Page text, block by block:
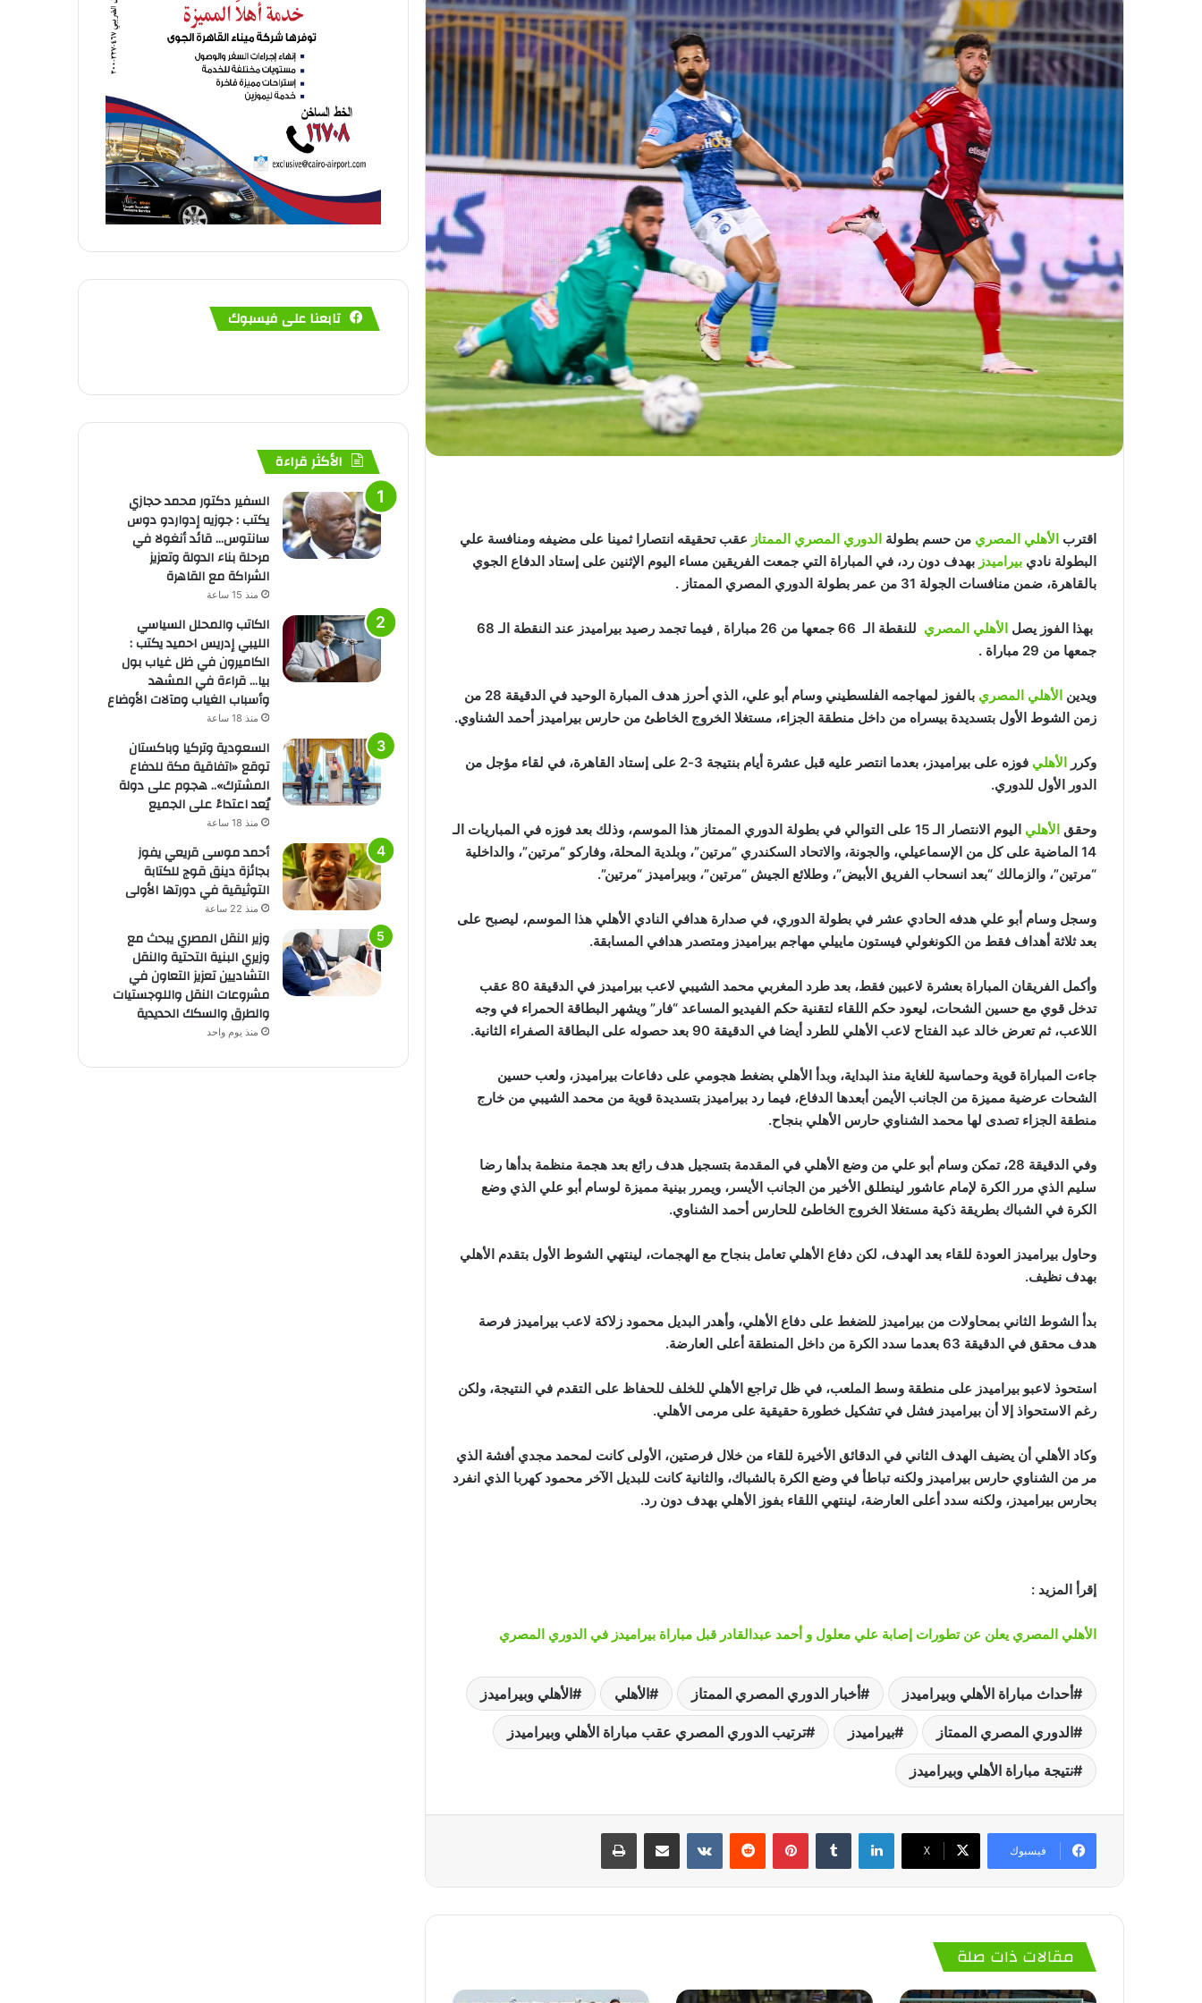
اقترب الأهلي المصري من حسم بطولة الدوري المصري الممتاز عقب تحقيقه انتصارا ثمينا على مضيفه ومنافسة علي
البطولة نادي بيراميدز بهدف دون رد، في المباراة التي جمعت الفريقين مساء اليوم الإثنين على إستاد الدفاع الجوي
بالقاهرة، ضمن منافسات الجولة 31 من عمر بطولة الدوري المصري الممتاز .
بهذا الفوز يصل الأهلي المصري
للنقطة الـ 66 جمعها من 26 مباراة , فيما تجمد رصيد بيراميدز عند النقطة الـ 68
جمعها من 29 مباراة .
ويدين الأهلي المصري
بالفوز لمهاجمه الفلسطيني وسام أبو علي، الذي أحرز هدف المبارة الوحيد في الدقيقة 28 من
زمن الشوط الأول بتسديدة بيسراه من داخل منطقة الجزاء، مستغلا الخروج الخاطئ من حارس بيراميدز أحمد الشناوي.
وكرر الأهلي
فوزه على بيراميدز، بعدما انتصر عليه قبل عشرة أيام بنتيجة 3-2 على إستاد القاهرة، في لقاء مؤجل من
الدور الأول للدوري.
وحقق الأهلي
اليوم الانتصار الـ 15 على التوالي في بطولة الدوري الممتاز هذا الموسم، وذلك بعد فوزه في المباريات الـ
14 الماضية على كل من الإسماعيلي، والجونة، والاتحاد السكندري “مرتين”، وبلدية المحلة، وفاركو “مرتين”، والداخلية
“مرتين”، والزمالك “بعد انسحاب الفريق الأبيض”، وطلائع الجيش “مرتين”، وبيراميدز “مرتين”.
وسجل وسام أبو علي هدفه الحادي عشر في بطولة الدوري، في صدارة هدافي النادي الأهلي هذا الموسم، ليصبح على
بعد ثلاثة أهداف فقط من الكونغولي فيستون ماييلي مهاجم بيراميدز ومتصدر هدافي المسابقة.
وأكمل الفريقان المباراة بعشرة لاعبين فقط، بعد طرد المغربي محمد الشيبي لاعب بيراميدز في الدقيقة 80 عقب
تدخل قوي مع حسين الشحات، ليعود حكم اللقاء لتقنية حكم الفيديو المساعد “فار” ويشهر البطاقة الحمراء في وجه
اللاعب، ثم تعرض خالد عبد الفتاح لاعب الأهلي للطرد أيضا في الدقيقة 90 بعد حصوله على البطاقة الصفراء الثانية.
جاءت المباراة قوية وحماسية للغاية منذ البداية، وبدأ الأهلي بضغط هجومي على دفاعات بيراميدز، ولعب حسين
الشحات عرضية مميزة من الجانب الأيمن أبعدها الدفاع، فيما رد بيراميدز بتسديدة قوية من محمد الشيبي من خارج
منطقة الجزاء تصدى لها محمد الشناوي حارس الأهلي بنجاح.
وفي الدقيقة 28، تمكن وسام أبو علي من وضع الأهلي في المقدمة بتسجيل هدف رائع بعد هجمة منظمة بدأها رضا
سليم الذي مرر الكرة لإمام عاشور لينطلق الأخير من الجانب الأيسر، ويمرر بينية مميزة لوسام أبو علي الذي وضع
الكرة في الشباك بطريقة ذكية مستغلا الخروج الخاطئ للحارس أحمد الشناوي.
وحاول بيراميدز العودة للقاء بعد الهدف، لكن دفاع الأهلي تعامل بنجاح مع الهجمات، لينتهي الشوط الأول بتقدم الأهلي
بهدف نظيف.
بدأ الشوط الثاني بمحاولات من بيراميدز للضغط على دفاع الأهلي، وأهدر البديل محمود زلاكة لاعب بيراميدز فرصة
هدف محقق في الدقيقة 63 بعدما سدد الكرة من داخل المنطقة أعلى العارضة.
استحوذ لاعبو بيراميدز على منطقة وسط الملعب، في ظل تراجع الأهلي للخلف للحفاظ على التقدم في النتيجة، ولكن
رغم الاستحواذ إلا أن بيراميدز فشل في تشكيل خطورة حقيقية على مرمى الأهلي.
وكاد الأهلي أن يضيف الهدف الثاني في الدقائق الأخيرة للقاء من خلال فرصتين، الأولى كانت لمحمد مجدي أفشة الذي
مر من الشناوي حارس بيراميدز ولكنه تباطأ في وضع الكرة بالشباك، والثانية كانت للبديل الآخر محمود كهربا الذي انفرد
بحارس بيراميدز، ولكنه سدد أعلى العارضة، لينتهي اللقاء بفوز الأهلي بهدف دون رد.
إقرأ المزيد :
الأهلي المصري يعلن عن تطورات إصابة علي معلول و أحمد عبدالقادر قبل مباراة بيراميدز في الدوري المصري
أحداث مباراة الأهلي وبيراميدز أخبار الدوري المصري الممتاز الأهلي الأهلي وبيراميدز
الدوري المصري الممتاز بيراميدز ترتيب الدوري المصري عقب مباراة الأهلي وبيراميدز
نتيجة مباراة الأهلي وبيراميدز
فيسبوك ‫X
لينكدإن بينتيريست
مقالات ذات صلة
تابعنا على فيسبوك
الأكثر قراءة
السفير دكتور محمد حجازي
يكتب : جوزيه إدواردو دوس
سانتوس… قائد أنغولا في
مرحلة بناء الدولة وتعزيز
الشراكة مع القاهرة
منذ 15 ساعة
الكاتب والمحلل السياسي
الليبي إدريس احميد يكتب :
الكاميرون في ظل غياب بول
بيا… قراءة في المشهد
وأسباب الغياب ومآلات الأوضاع
منذ 18 ساعة
السعودية وتركيا وباكستان
توقع «اتفاقية مكة للدفاع
المشترك».. هجوم على دولة
يُعد اعتداءً على الجميع
منذ 18 ساعة
أحمد موسى قريعي يفوز
بجائزة دينق قوج للكتابة
التوثيقية في دورتها الأولى
منذ 22 ساعة
وزير النقل المصري يبحث مع
وزيري البنية التحتية والنقل
التشاديين تعزيز التعاون في
مشروعات النقل واللوجستيات
والطرق والسكك الحديدية
منذ يوم واحد